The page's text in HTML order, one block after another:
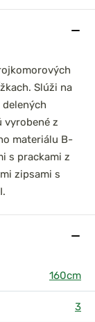
Slúži na
vyrobené z
materiálu B-
s prackami z
zipsami s
160cm
3